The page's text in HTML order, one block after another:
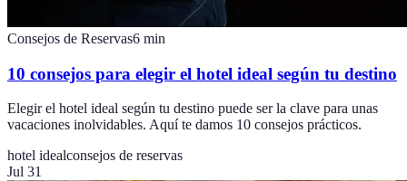
Consejos de Reservas6 min
10 consejos para elegir el hotel ideal según tu destino
Elegir el hotel ideal según tu destino puede ser la clave para unas
vacaciones inolvidables. Aquí te damos 10 consejos prácticos.
hotel idealconsejos de reservas
Jul 31